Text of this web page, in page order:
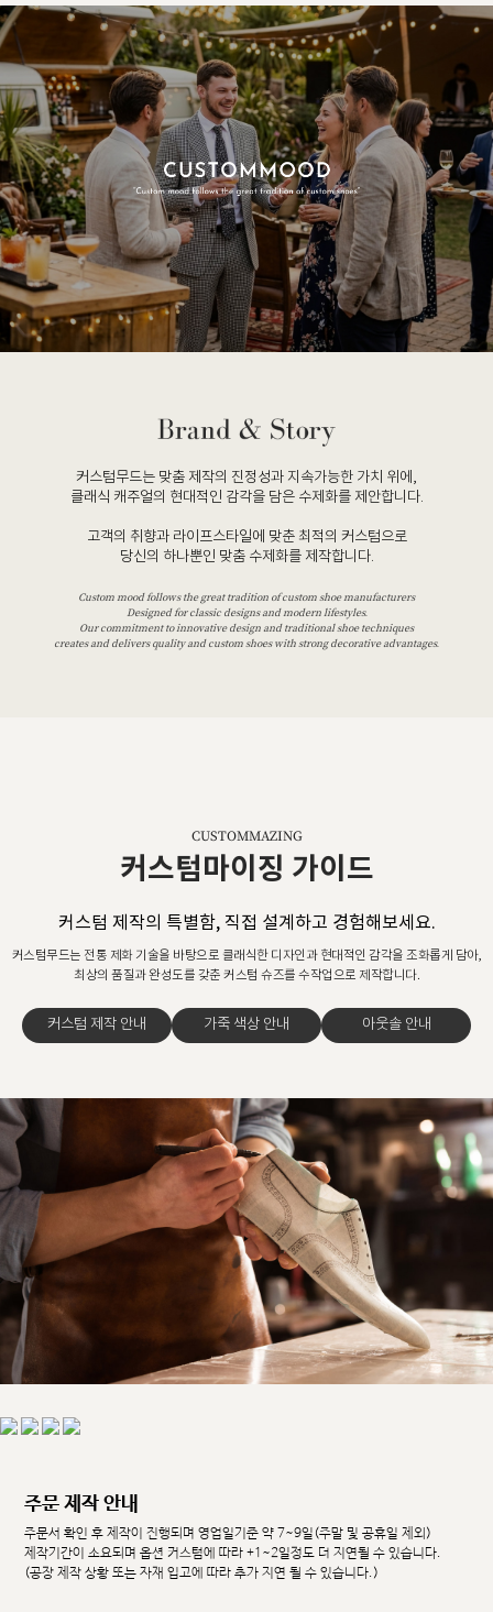
커스텀무드는 맞춤 제작의 진정성과 지속가능한 가치 위에,
클래식 캐주얼의 현대적인 감각을 담은 수제화를 제안합니다.
고객의 취향과 라이프스타일에 맞춘 최적의 커스텀으로
당신의 하나뿐인 맞춤 수제화를 제작합니다.
Custom mood follows the great tradition of custom shoe manufacturers
Designed for classic designs and modern lifestyles.
Our commitment to innovative design and traditional shoe techniques
creates and delivers quality and custom shoes with strong decorative advantages.
CUSTOMMAZING
커스텀마이징 가이드
커스텀 제작의 특별함, 직접 설계하고 경험해보세요.
커스텀무드는 전통 제화 기술을 바탕으로 클래식한 디자인과 현대적인 감각을 조화롭게 담아,
최상의 품질과 완성도를 갖춘 커스텀 슈즈를 수작업으로 제작합니다.
커스텀 제작 안내 가죽 색상 안내 아웃솔 안내
주문 제작 안내
주문서 확인 후 제작이 진행되며 영업일기준 약 7~9일(주말 및 공휴일 제외)
제작기간이 소요되며 옵션 커스텀에 따라 +1~2일정도 더 지연될 수 있습니다.
(공장 제작 상황 또는 자재 입고에 따라 추가 지연 될 수 있습니다.)